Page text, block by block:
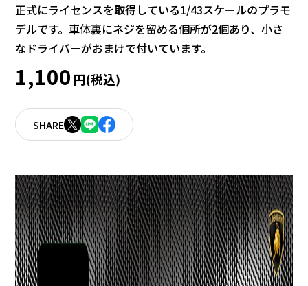
正式にライセンスを取得している1/43スケールのプラモ
デルです。車体裏にネジを留める個所が2個あり、小さ
なドライバーがおまけで付いています。
1,100円(税込)
SHARE